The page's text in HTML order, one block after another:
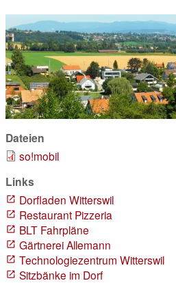
Dateien
so!mobil
Links
Dorfladen Witterswil
Restaurant Pizzeria
BLT Fahrpläne
Gärtnerei Allemann
Technologiezentrum Witterswil
Sitzbänke im Dorf